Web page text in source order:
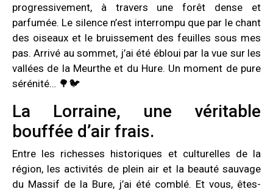
progressivement, à travers une forêt dense et
parfumée. Le silence n’est interrompu que par le chant
des oiseaux et le bruissement des feuilles sous mes
pas. Arrivé au sommet, j’ai été ébloui par la vue sur les
vallées de la Meurthe et du Hure. Un moment de pure
sérénité… 🌳🐦
La Lorraine, une véritable
bouffée d’air frais.
Entre les richesses historiques et culturelles de la
région, les activités de plein air et la beauté sauvage
du Massif de la Bure, j’ai été comblé. Et vous, êtes-